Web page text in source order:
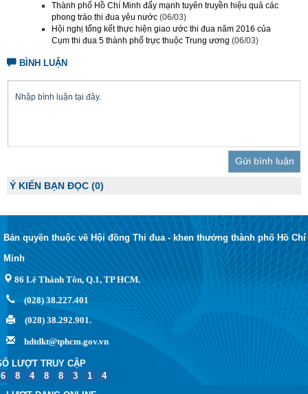
Thành phố Hồ Chí Minh đẩy mạnh tuyên truyền hiệu quả các
phong trào thi đua yêu nước (06/03)
Hội nghị tổng kết thực hiện giao ước thi đua năm 2016 của
Cụm thi đua 5 thành phố trực thuộc Trung ương (06/03)
BÌNH LUẬN
Trả lời
Ý KIẾN BẠN ĐỌC(0)
Bản quyền thuộc về Hội đồng Thi đua - khen thưởng thành phố Hồ Chí
Minh
86 Lê Thánh Tôn, Q.1, TP HCM.
(028) 38.227.401
(028) 38.292.901.
hdtdkt@tphcm.gov.vn
LƯỢT TRUY CẬP
6
8 4 8 8 3 1
4